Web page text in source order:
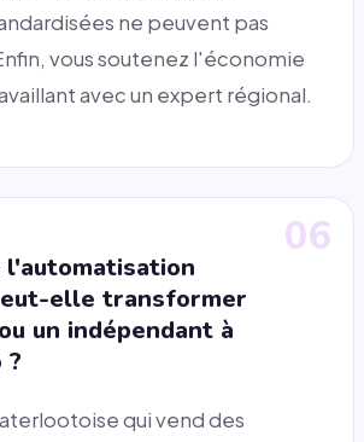
ne peuvent pas
vous soutenez l'économie
avec un expert régional.
06
l'automatisation
elle transformer
un indépendant à
qui vend des